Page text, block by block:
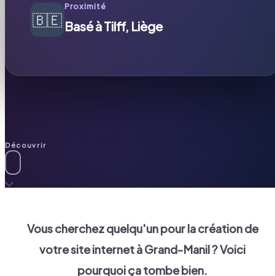
🇧🇪
Proximité
Basé à Tilff, Liège
Découvrir
Vous cherchez quelqu'un pour la création de
votre site internet àGrand-Manil? Voici
pourquoi ça tombe bien.